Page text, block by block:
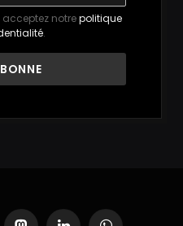
notrepolitique
.